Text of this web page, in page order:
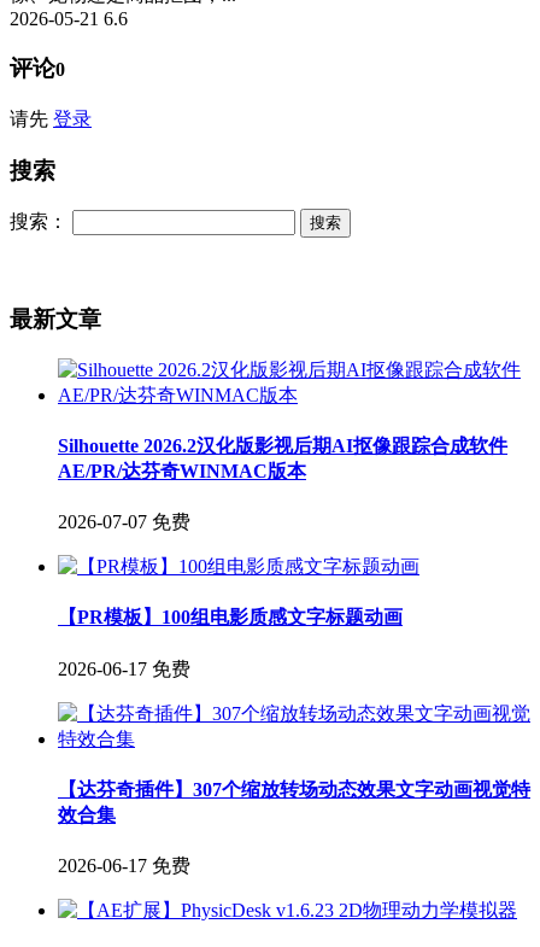
2026-05-21 6.6
评论0
请先 登录
搜索
搜索：
最新文章
Silhouette 2026.2汉化版影视后期AI抠像跟踪合成软件
AE/PR/达芬奇WINMAC版本
2026-07-07 免费
【PR模板】100组电影质感文字标题动画
2026-06-17 免费
【达芬奇插件】307个缩放转场动态效果文字动画视觉特
效合集
2026-06-17 免费